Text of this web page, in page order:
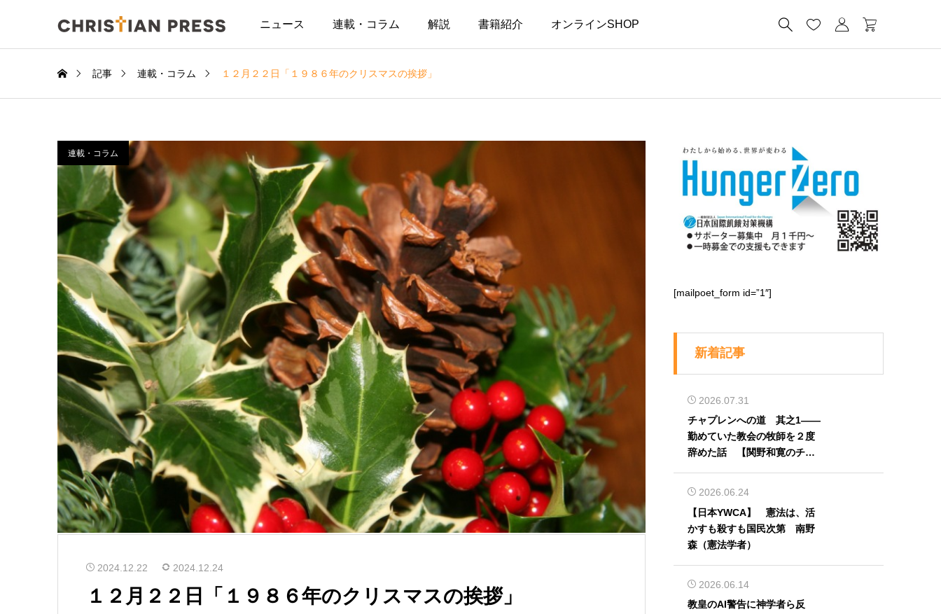
ニュース 連載・コラム 解説 書籍紹介 オンラインSHOP    
記事 連載・コラム １２月２２日「１９８６年のクリスマスの挨拶」
連載・コラム
2024.12.22 2024.12.24
１２月２２日「１９８６年のクリスマスの挨拶」
[mailpoet_form id=”1″]
新着記事
2026.07.31
チャプレンへの道 其之1――
勤めていた教会の牧師を２度
辞めた話 【関野和寛のチャ
2026.06.24
【日本YWCA】 憲法は、活
かすも殺すも国民次第 南野
森（憲法学者）
2026.06.14
教皇のAI警告に神学者ら反